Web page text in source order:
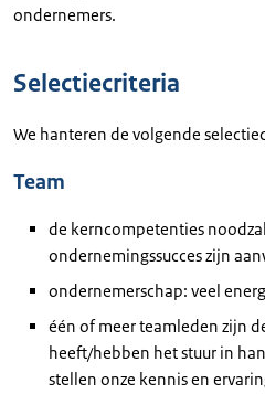
ondernemers.
Selectiecriteria
We hanteren de volgende
Team
de kerncompetenties
ondernemingssucces zijn
ondernemerschap: veel
één of meer teamleden zijn
heeft/hebben het stuur in
stellen onze kennis en